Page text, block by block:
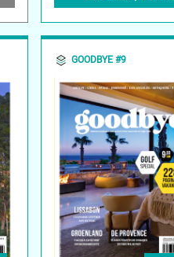
GOODBYE #9